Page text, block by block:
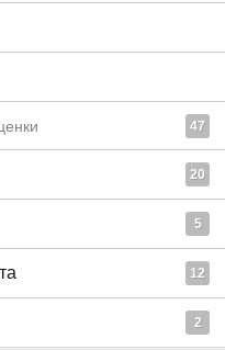
47
20
5
12
2